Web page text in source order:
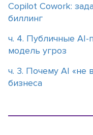
Copilot Cowork:
биллинг
ч. 4. Публичные AI-
модель угроз
ч. 3. Почему АІ «не
бизнеса